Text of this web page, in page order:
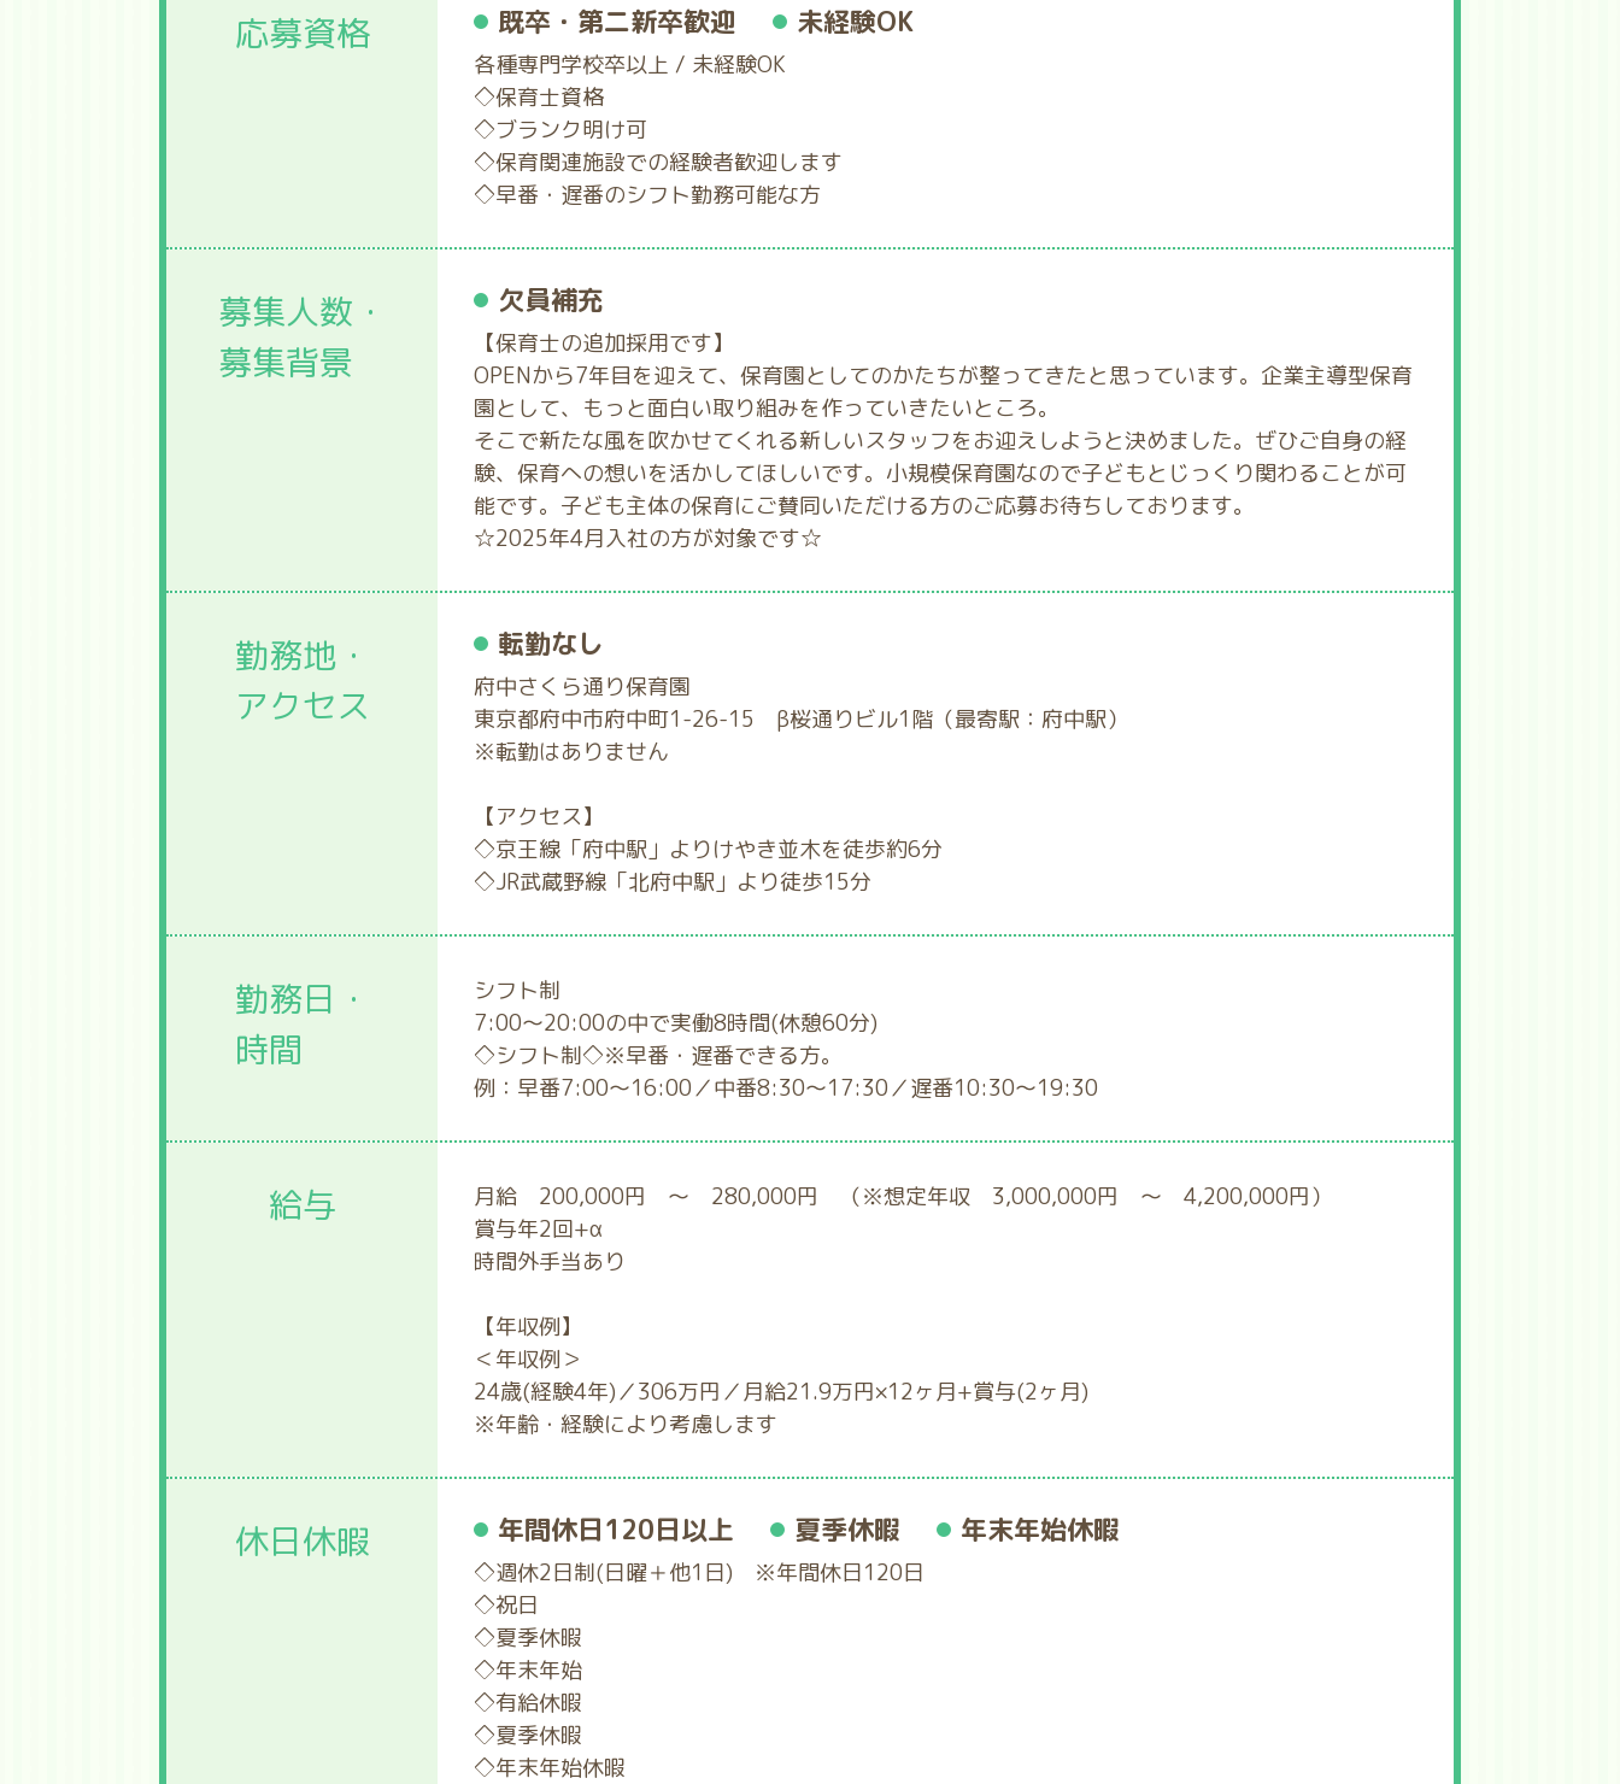
応募資格 既卒・第二新卒歓迎 未経験OK
各種専門学校卒以上 / 未経験OK
◇保育士資格
◇ブランク明け可
◇保育関連施設での経験者歓迎します
◇早番・遅番のシフト勤務可能な方
募集人数・
募集背景
欠員補充
【保育士の追加採用です】
OPENから7年目を迎えて、保育園としてのかたちが整ってきたと思っています。企業主導型保育
園として、もっと面白い取り組みを作っていきたいところ。
そこで新たな風を吹かせてくれる新しいスタッフをお迎えしようと決めました。ぜひご自身の経
験、保育への想いを活かしてほしいです。小規模保育園なので子どもとじっくり関わることが可
能です。子ども主体の保育にご賛同いただける方のご応募お待ちしております。
☆2025年4月入社の方が対象です☆
勤務地・
アクセス
転勤なし
府中さくら通り保育園
東京都府中市府中町1-26-15 β桜通りビル1階（最寄駅：府中駅）
※転勤はありません
【アクセス】
◇京王線「府中駅」よりけやき並木を徒歩約6分
◇JR武蔵野線「北府中駅」より徒歩15分
勤務日・
時間
シフト制
7:00～20:00の中で実働8時間(休憩60分)
◇シフト制◇※早番・遅番できる方。
例：早番7:00～16:00／中番8:30～17:30／遅番10:30～19:30
給与
月給 200,000円 ～ 280,000円 （※想定年収 3,000,000円 ～ 4,200,000円）
賞与年2回+α
時間外手当あり
【年収例】
＜年収例＞
24歳(経験4年)／306万円／月給21.9万円×12ヶ月+賞与(2ヶ月)
※年齢・経験により考慮します
休日休暇 年間休日120日以上 夏季休暇 年末年始休暇
◇週休2日制(日曜＋他1日) ※年間休日120日
◇祝日
◇夏季休暇
◇年末年始
◇有給休暇
◇夏季休暇
◇年末年始休暇